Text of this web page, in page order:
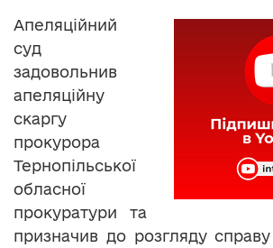
Апеляційний
суд
задовольнив
апеляційну
скаргу
прокурора
Тернопільської
обласної
прокуратури та
призначив до розгляду